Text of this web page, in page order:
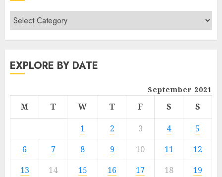
EXPLORE BY DATE
September 2021
M T W T F S
S
1
2 3 4
5
6
7 8 9 10 11
12
13
14 15 16 17 18
19